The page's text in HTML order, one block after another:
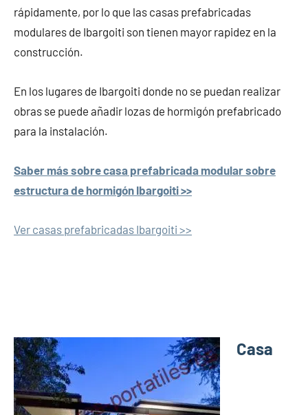
rápidamente, por lo que las casas prefabricadas
modulares de Ibargoiti son tienen mayor rapidez en la
construcción.
En los lugares de Ibargoiti donde no se puedan realizar
obras se puede añadir lozas de hormigón prefabricado
para la instalación.
Saber más sobre casa prefabricada modular sobre
estructura de hormigón Ibargoiti >>
Ver casas prefabricadas Ibargoiti >>
Casa